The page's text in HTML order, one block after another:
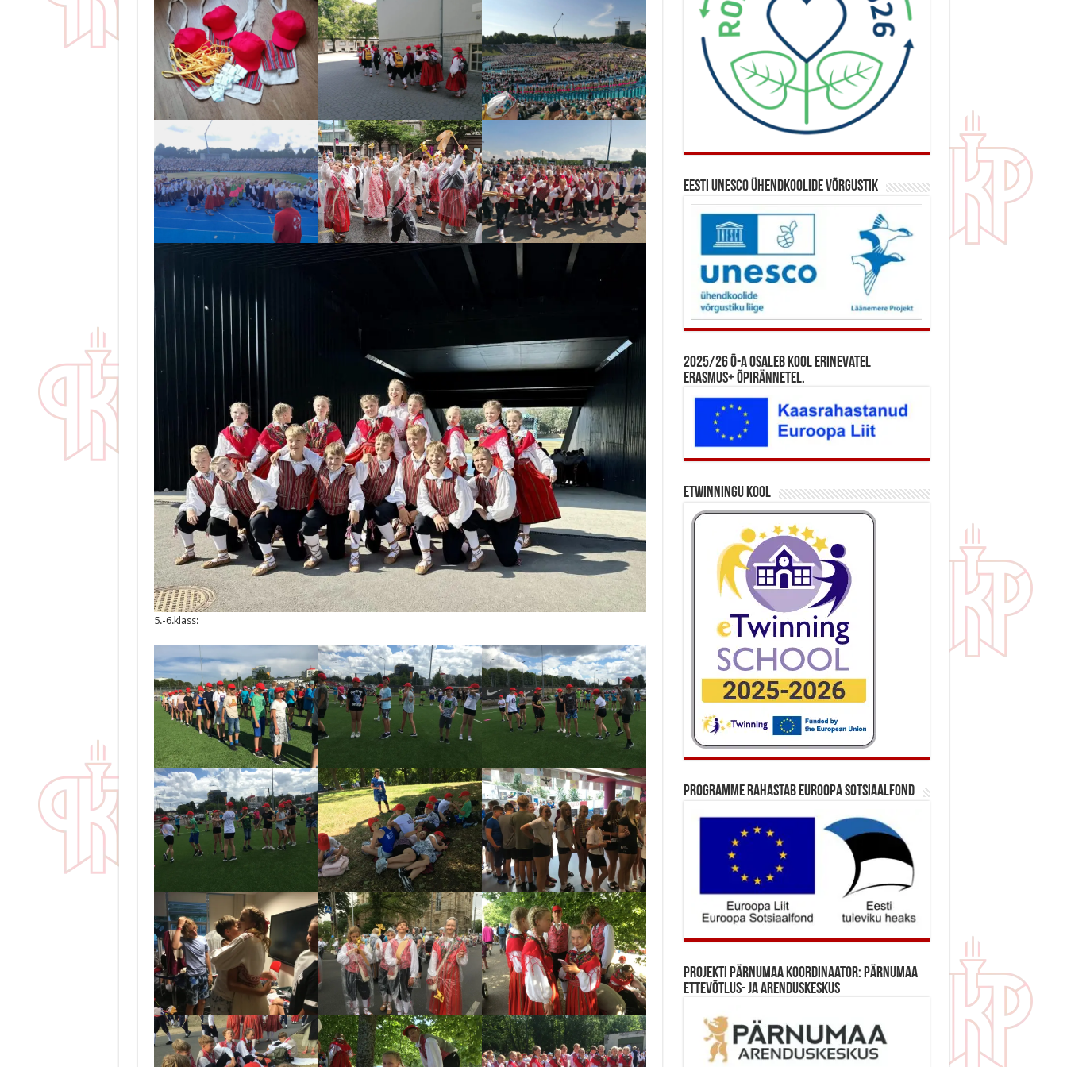
5.-6.klass:
Eesti UNESCO ühendkoolide võrgustik
2025/26 õ-a osaleb kool erinevatel
Erasmus+ õpirännetel.
eTwinningu kool
Programme rahastab Euroopa Sotsiaalfond
Projekti Pärnumaa koordinaator: Pärnumaa
Ettevõtlus- ja Arenduskeskus